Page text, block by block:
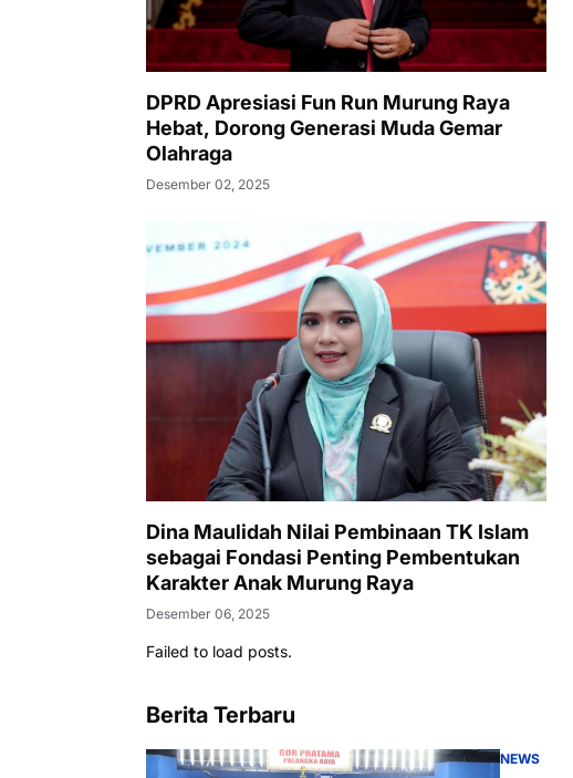
DPRD Apresiasi Fun Run Murung Raya
Hebat, Dorong Generasi Muda Gemar
Olahraga
Desember 02, 2025
Dina Maulidah Nilai Pembinaan TK Islam
sebagai Fondasi Penting Pembentukan
Karakter Anak Murung Raya
Desember 06, 2025
Failed to load posts.
Berita Terbaru
NEWS